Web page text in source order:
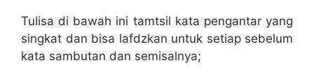
Tulisa di bawah ini tamtsil kata pengantar yang
singkat dan bisa lafdzkan untuk setiap sebelum
kata sambutan dan semisalnya;